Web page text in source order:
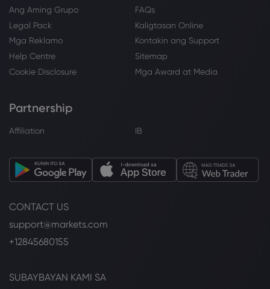
Ang Aming Grupo
FAQs
Legal Pack
Kaligtasan Online
Mga Reklamo
Kontakin ang Support
Help Centre
Sitemap
Cookie Disclosure
Mga Award at Media
Partnership
Affiliation IB
CONTACT US
support@markets.com
+12845680155
SUBAYBAYAN KAMI SA